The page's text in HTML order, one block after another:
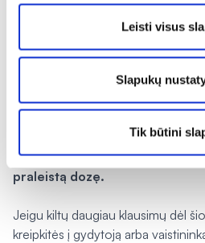
Leisti visus
Slapukų
Tik būtini
Jei pamiršote suvartoti kapsules,
įmanoma greičiau. Kitą dozę
laikydamiesi gydytojo pateiktų
kitą dozę suvartokite įprastu laiku.
Negalima vartoti dvigubos
praleistą dozę.
Jeigu kiltų daugiau klausimų dėl
kreipkitės į gydytoją arba